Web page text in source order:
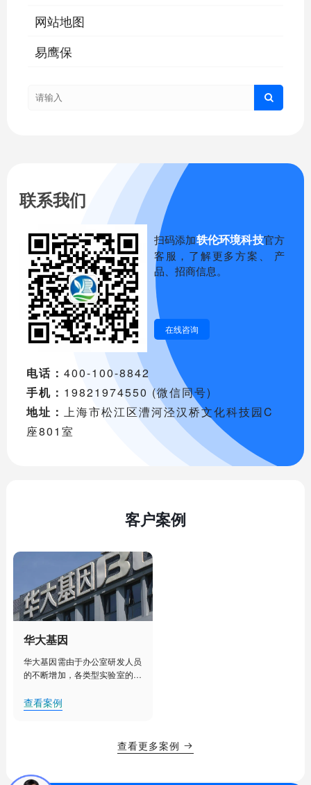
网站地图
易鹰保
联系我们
扫码添加轶伦环境科技官方
客服，了解更多方案、 产
品、招商信息。
在线咨询
电话： 400-100-8842
手机： 19821974550 (微信同号)
地址： 上海市松江区漕河泾汉桥文化科技园C
座801室
客户案例
华大基因
华大基因需由于办公室研发人员
的不断增加，各类型实验室的建
其对办公室、实验室、实验室设
备更加细致化管理的需求。需要
化、智能化管理，提升办公效
率，降低用电能耗，创造舒适的
查看案例
查看更多案例 